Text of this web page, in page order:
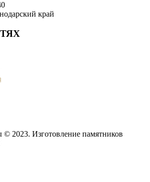
край
2023. Изготовление памятников